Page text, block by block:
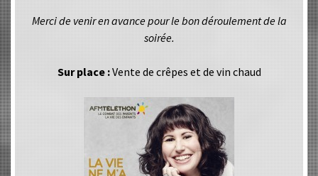
Merci de venir en avance pour le bon déroulement de la
soirée.
Sur place :Vente de crêpes et de vin chaud